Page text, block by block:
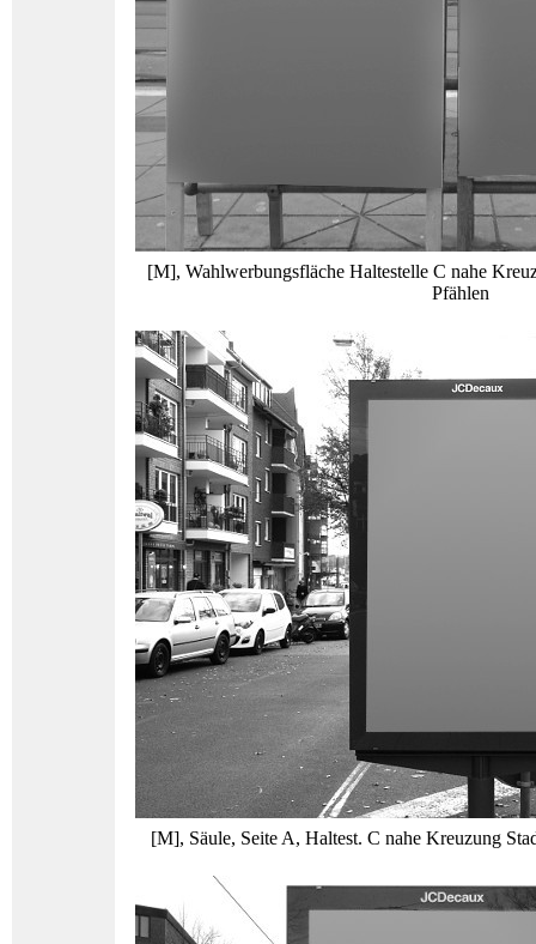
[M], Wahlwerbungsfläche Haltestelle C nahe
Pfählen
[M], Säule, Seite A, Haltest. C nahe Kreuzung